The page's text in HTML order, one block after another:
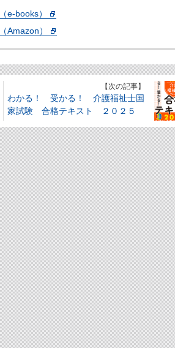
e-books）
Amazon）
【次の記事】
わかる！ 受かる！ 介護福祉士国
家試験 合格テキスト ２０２５